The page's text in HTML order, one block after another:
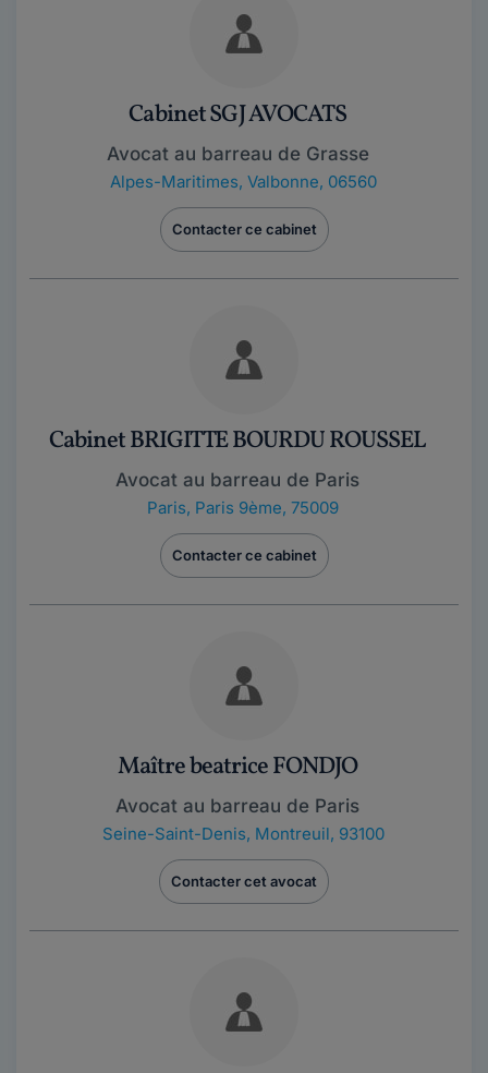
Cabinet SGJ AVOCATS
Avocat au barreau de Grasse
Alpes-Maritimes, Valbonne, 06560
Contacter ce cabinet
Cabinet BRIGITTE BOURDU ROUSSEL
Avocat au barreau de Paris
Paris, Paris 9ème, 75009
Contacter ce cabinet
Maître beatrice FONDJO
Avocat au barreau de Paris
Seine-Saint-Denis, Montreuil, 93100
Contacter cet avocat